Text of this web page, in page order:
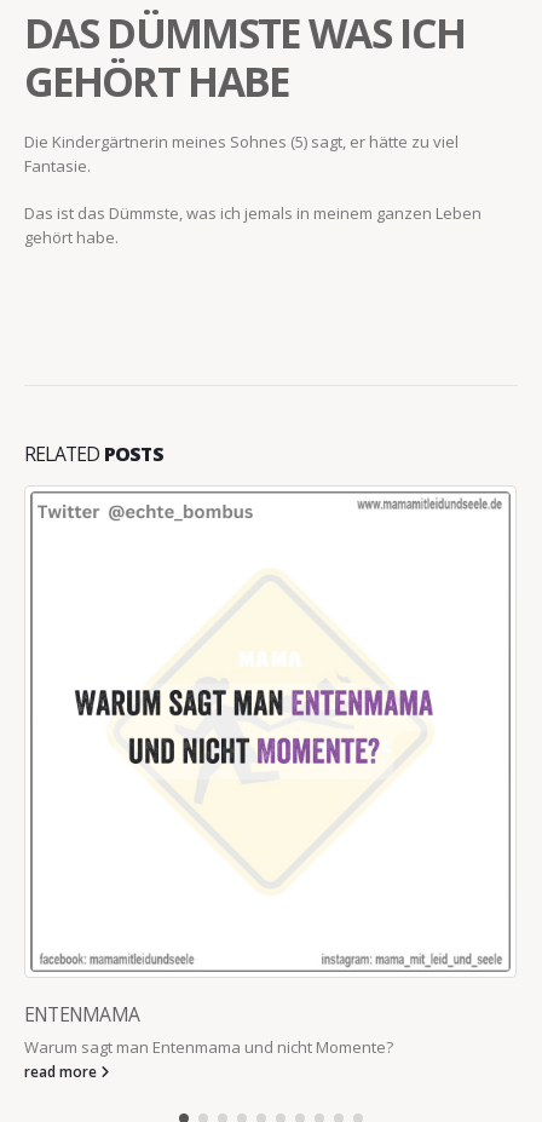
DAS DÜMMSTE WAS ICH
GEHÖRT HABE
Die Kindergärtnerin meines Sohnes (5) sagt, er hätte zu viel
Fantasie.
Das ist das Dümmste, was ich jemals in meinem ganzen Leben
gehört habe.
RELATED POSTS
ENTENMAMA
Warum sagt man Entenmama und nicht Momente?
read more